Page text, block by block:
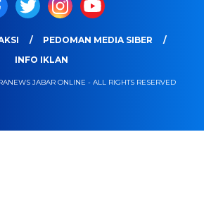
PEDOMAN MEDIA SIBER
INFO IKLAN
JABAR ONLINE - ALL RIGHTS RESERVED